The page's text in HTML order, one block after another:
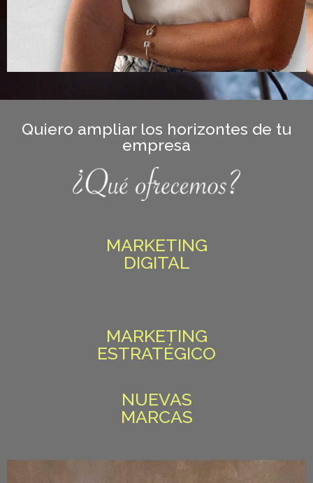
Quiero ampliar los horizontes de tu
empresa
MARKETING
DIGITAL
MARKETING
ESTRATÉGICO
NUEVAS
MARCAS